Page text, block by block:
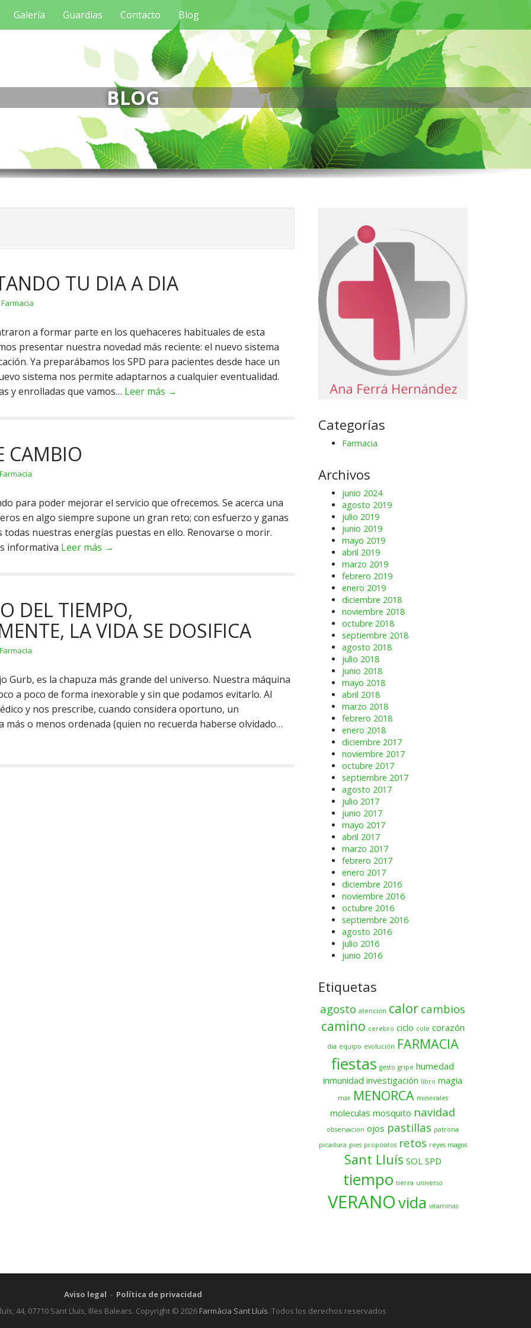
Galería Guardias Contacto Blog
BLOG
TU DIA A DIA
Farmacia
a formar parte en los quehaceres habituales de esta
presentar nuestra novedad más reciente: el nuevo sistema
Ya preparábamos los SPD para pacientes desde hace un
sistema nos permite adaptarnos a cualquier eventualidad.
y enrolladas que vamos… Leer más →
CAMBIO
Farmacia
para poder mejorar el servicio que ofrecemos. Se acerca una
en algo siempre supone un gran reto; con esfuerzo y ganas
nuestras energías puestas en ello. Renovarse o morir.
informativa Leer más →
DEL TIEMPO,
LA VIDA SE DOSIFICA
Farmacia
Gurb, es la chapuza más grande del universo. Nuestra máquina
a poco de forma inexorable y sin que podamos evitarlo. Al
y nos prescribe, cuando considera oportuno, un
o menos ordenada (quien no recuerda haberse olvidado…
Categorías
Farmacia
Archivos
junio 2024
agosto 2019
julio 2019
junio 2019
mayo 2019
abril 2019
marzo 2019
febrero 2019
enero 2019
diciembre 2018
noviembre 2018
octubre 2018
septiembre 2018
agosto 2018
julio 2018
junio 2018
mayo 2018
abril 2018
marzo 2018
febrero 2018
enero 2018
diciembre 2017
noviembre 2017
octubre 2017
septiembre 2017
agosto 2017
julio 2017
junio 2017
mayo 2017
abril 2017
marzo 2017
febrero 2017
enero 2017
diciembre 2016
noviembre 2016
octubre 2016
septiembre 2016
agosto 2016
julio 2016
junio 2016
Etiquetas
agosto atención calor cambios
camino cerebro ciclo cole corazón
dia equipo evolución FARMACIA
fiestas gesto gripe humedad
inmunidad investigación libro magia
mar MENORCA minerales
moleculas mosquito navidad
observacion ojos pastillas patrona
picadura pies propósitos retos reyes magos
Sant Lluís SOL SPD
tiempo tierra universo
VERANOvida vitaminas
Aviso legal - Política de privacidad
44, 07710 Sant Lluís, Illes Balears. Copyright © 2026 Farmàcia Sant Lluís. Todos los derechos reservados